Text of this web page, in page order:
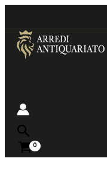
to
content
Near